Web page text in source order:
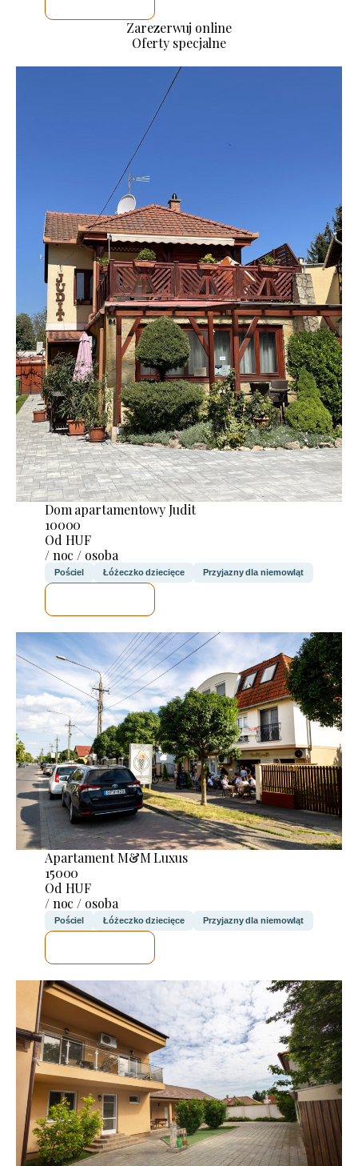
Zarezerwuj online
Oferty specjalne
Dom apartamentowy Judit
10000
Od HUF
/ noc / osoba
Pościel Łóżeczko dziecięce Przyjazny dla niemowląt
Apartament M&M Luxus
15000
Od HUF
/ noc / osoba
Pościel Łóżeczko dziecięce Przyjazny dla niemowląt